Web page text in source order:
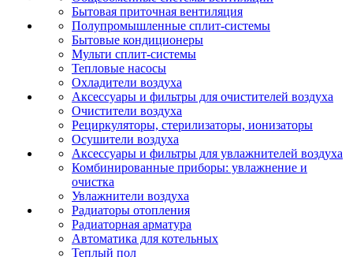
Бытовая приточная вентиляция
Полупромышленные сплит-системы
Бытовые кондиционеры
Мульти сплит-системы
Тепловые насосы
Охладители воздуха
Аксессуары и фильтры для очистителей воздуха
Очистители воздуха
Рециркуляторы, стерилизаторы, ионизаторы
Осушители воздуха
Аксессуары и фильтры для увлажнителей воздуха
Комбинированные приборы: увлажнение и
очистка
Увлажнители воздуха
Радиаторы отопления
Радиаторная арматура
Автоматика для котельных
Теплый пол